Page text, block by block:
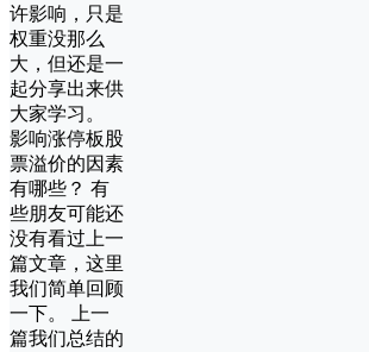
许影响，只是
权重没那么
大，但还是一
起分享出来供
大家学习。
影响涨停板股
票溢价的因素
有哪些？ 有
些朋友可能还
没有看过上一
篇文章，这里
我们简单回顾
一下。 上一
篇我们总结的